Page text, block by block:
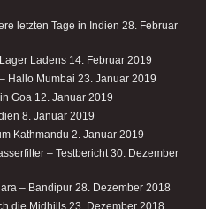
letzten Tage in Indien 28. Februar
Ladens 14. Februar 2019
Hallo Mumbai 23. Januar 2019
Goa 12. Januar 2019
8. Januar 2019
Kathmandu 2. Januar 2019
– Testbericht 30. Dezember
– Bandipur 28. Dezember 2018
die Midhills 23. Dezember 2018